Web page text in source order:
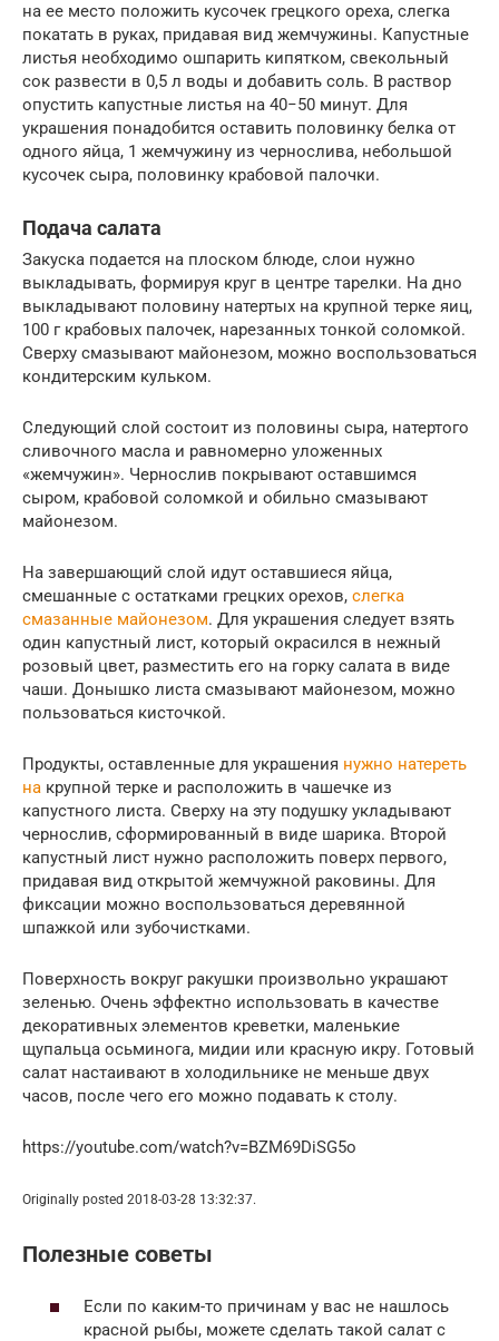
на ее место положить кусочек грецкого ореха, слегка
покатать в руках, придавая вид жемчужины. Капустные
листья необходимо ошпарить кипятком, свекольный
сок развести в 0,5 л воды и добавить соль. В раствор
опустить капустные листья на 40−50 минут. Для
украшения понадобится оставить половинку белка от
одного яйца, 1 жемчужину из чернослива, небольшой
кусочек сыра, половинку крабовой палочки.
Подача салата
Закуска подается на плоском блюде, слои нужно
выкладывать, формируя круг в центре тарелки. На дно
выкладывают половину натертых на крупной терке яиц,
100 г крабовых палочек, нарезанных тонкой соломкой.
Сверху смазывают майонезом, можно воспользоваться
кондитерским кульком.
Следующий слой состоит из половины сыра, натертого
сливочного масла и равномерно уложенных
«жемчужин». Чернослив покрывают оставшимся
сыром, крабовой соломкой и обильно смазывают
майонезом.
На завершающий слой идут оставшиеся яйца,
смешанные с остатками грецких орехов, слегка
смазанные майонезом. Для украшения следует взять
один капустный лист, который окрасился в нежный
розовый цвет, разместить его на горку салата в виде
чаши. Донышко листа смазывают майонезом, можно
пользоваться кисточкой.
Продукты, оставленные для украшения нужно натереть
на крупной терке и расположить в чашечке из
капустного листа. Сверху на эту подушку укладывают
чернослив, сформированный в виде шарика. Второй
капустный лист нужно расположить поверх первого,
придавая вид открытой жемчужной раковины. Для
фиксации можно воспользоваться деревянной
шпажкой или зубочистками.
Поверхность вокруг ракушки произвольно украшают
зеленью. Очень эффектно использовать в качестве
декоративных элементов креветки, маленькие
щупальца осьминога, мидии или красную икру. Готовый
салат настаивают в холодильнике не меньше двух
часов, после чего его можно подавать к столу.
https://youtube.com/watch?v=BZM69DiSG5o
Originally posted 2018-03-28 13:32:37.
Полезные советы
Если по каким-то причинам у вас не нашлось
красной рыбы, можете сделать такой салат с